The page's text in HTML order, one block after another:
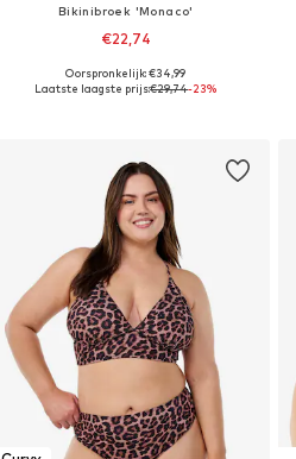
Bikinibroek 'Monaco'
€22,74
+1
Beschikbaar in vele maten
Oorspronkelijk: €34,99
Laatste laagste prijs:€29,74-23%